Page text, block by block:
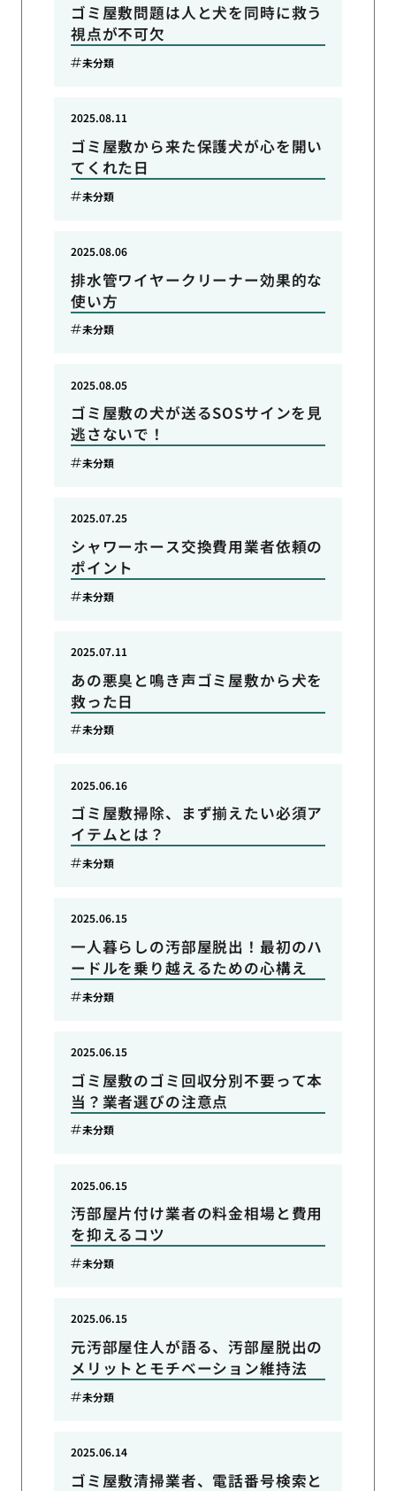
ゴミ屋敷問題は人と犬を同時に救う
視点が不可欠
未分類
ゴミ屋敷から来た保護犬が心を開い
てくれた日
2025.08.11
未分類
排水管ワイヤークリーナー効果的な
使い方
2025.08.06
未分類
ゴミ屋敷の犬が送るSOSサインを見
逃さないで！
2025.08.05
未分類
シャワーホース交換費用業者依頼の
ポイント
2025.07.25
未分類
あの悪臭と鳴き声ゴミ屋敷から犬を
救った日
2025.07.11
未分類
ゴミ屋敷掃除、まず揃えたい必須ア
イテムとは？
2025.06.16
未分類
一人暮らしの汚部屋脱出！最初のハ
ードルを乗り越えるための心構え
2025.06.15
未分類
ゴミ屋敷のゴミ回収分別不要って本
当？業者選びの注意点
2025.06.15
未分類
汚部屋片付け業者の料金相場と費用
を抑えるコツ
2025.06.15
未分類
元汚部屋住人が語る、汚部屋脱出の
メリットとモチベーション維持法
2025.06.15
未分類
ゴミ屋敷清掃業者、電話番号検索と
2025.06.14